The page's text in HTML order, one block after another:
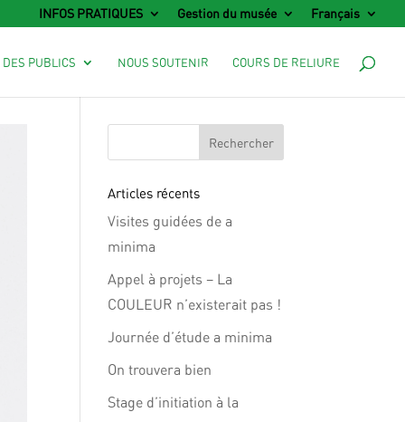
INFOS PRATIQUES Gestion du musée Français
PUBLICS NOUS SOUTENIR COURS DE RELIURE
Articles récents
Visites guidées de a
minima
Appel à projets – La
COULEUR n’existerait pas !
Journée d’étude a minima
On trouvera bien
Stage d’initiation à la